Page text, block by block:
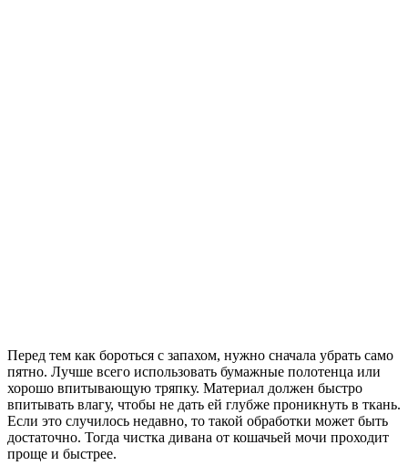
Перед тем как бороться с запахом, нужно сначала убрать само
пятно. Лучше всего использовать бумажные полотенца или
хорошо впитывающую тряпку. Материал должен быстро
впитывать влагу, чтобы не дать ей глубже проникнуть в ткань.
Если это случилось недавно, то такой обработки может быть
достаточно. Тогда чистка дивана от кошачьей мочи проходит
проще и быстрее.